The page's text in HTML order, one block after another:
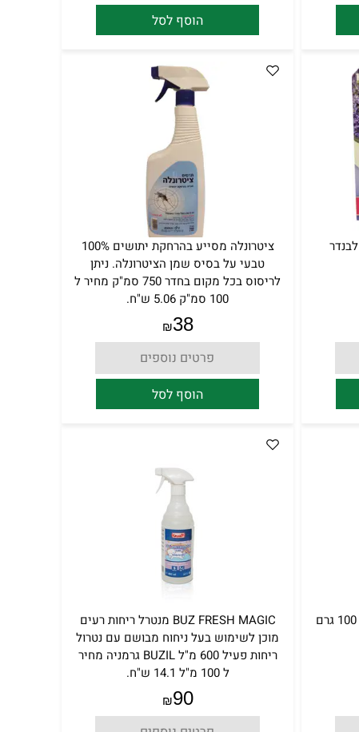
הוסף לסל
ציטרונלה מסייע בהרחקת יתושים 100%
טבעי על בסיס שמן הציטרונלה. ניתן
לריסוס בכל מקום בחדר 750 סמ"ק מחיר ל
100 סמ"ק 5.06 ש"ח.
₪38
פרטים נוספים
הוסף לסל
משחה לניקוי ידיים 1 ק"ג מחיר ל 100 גרם
BUZ FRESH MAGIC מנטרל ריחות רעים
מוכן לשימוש בעל ניחוח מבושם עם נטרול
ריחות פעיל 600 מ"ל BUZIL גרמניה מחיר
ל 100 מ"ל 14.1 ש"ח.
₪90